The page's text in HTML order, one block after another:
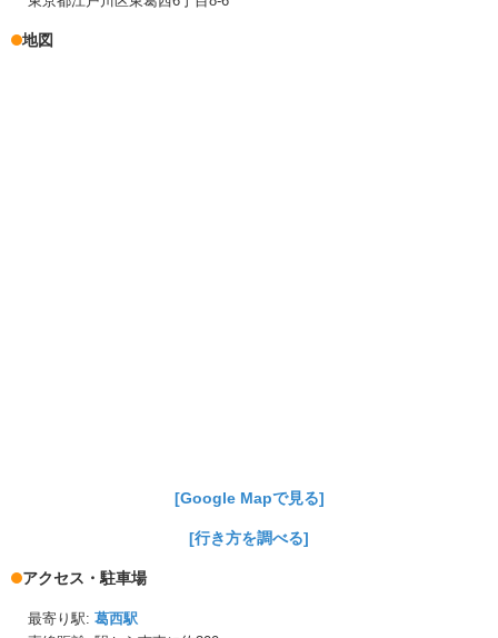
地図
[Google Mapで見る]
[行き方を調べる]
アクセス・駐車場
最寄り駅: 葛西駅